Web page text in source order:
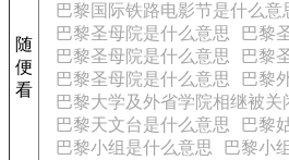
随
便
看
巴黎国际铁路电影节是什么意
巴黎圣母院是什么意思
巴黎
巴黎圣母院是什么意思
巴黎
巴黎圣母院是什么意思
巴黎
巴黎大学及外省学院相继被关
巴黎天文台是什么意思
巴黎
巴黎小组是什么意思
巴黎小